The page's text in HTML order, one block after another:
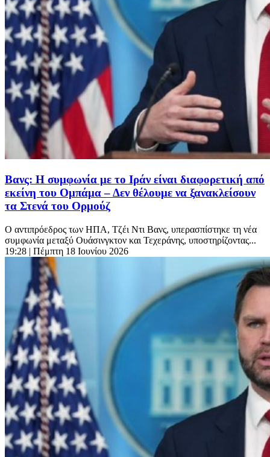
Βανς: Η συμφωνία με το Ιράν είναι διαφορετική από
εκείνη του Ομπάμα – Δεν θέλουμε να ξανακλείσουν
τα Στενά του Ορμούζ
Ο αντιπρόεδρος των ΗΠΑ, Τζέι Ντι Βανς, υπερασπίστηκε τη νέα
συμφωνία μεταξύ Ουάσινγκτον και Τεχεράνης, υποστηρίζοντας...
19:28 | Πέμπτη 18 Ιουνίου 2026